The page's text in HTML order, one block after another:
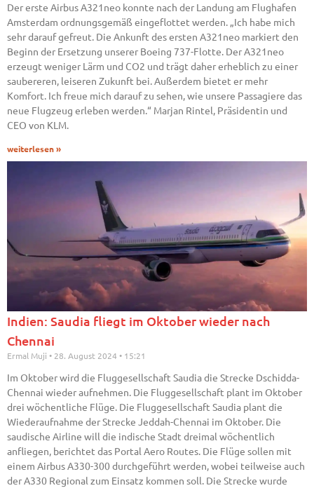
Der erste Airbus A321neo konnte nach der Landung am Flughafen
Amsterdam ordnungsgemäß eingeflottet werden. „Ich habe mich
sehr darauf gefreut. Die Ankunft des ersten A321neo markiert den
Beginn der Ersetzung unserer Boeing 737-Flotte. Der A321neo
erzeugt weniger Lärm und CO2 und trägt daher erheblich zu einer
saubereren, leiseren Zukunft bei. Außerdem bietet er mehr
Komfort. Ich freue mich darauf zu sehen, wie unsere Passagiere das
neue Flugzeug erleben werden.“ Marjan Rintel, Präsidentin und
CEO von KLM.
weiterlesen »
Indien: Saudia fliegt im Oktober wieder nach
Chennai
Ermal Muji 28. August 2024 15:21
Im Oktober wird die Fluggesellschaft Saudia die Strecke Dschidda-
Chennai wieder aufnehmen. Die Fluggesellschaft plant im Oktober
drei wöchentliche Flüge. Die Fluggesellschaft Saudia plant die
Wiederaufnahme der Strecke Jeddah-Chennai im Oktober. Die
saudische Airline will die indische Stadt dreimal wöchentlich
anfliegen, berichtet das Portal Aero Routes. Die Flüge sollen mit
einem Airbus A330-300 durchgeführt werden, wobei teilweise auch
der A330 Regional zum Einsatz kommen soll. Die Strecke wurde